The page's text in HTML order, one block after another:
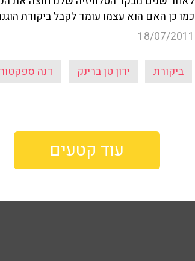
כמו כן האם הוא עצמו עומד לקבל ביקורת
18/07/2011
ביקורת ירון טן ברינק דנה ספקטור
עוד קטעים